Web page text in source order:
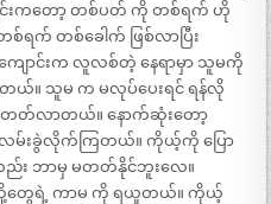
င်းကတော့ တစ်ပတ် ကို တစ်ရက် ဟို
ရက် တစ်ခေါက် ဖြစ်လာပြီး
ကျောင်းက လူလစ်တဲ့ နေရာမှာ သူမကို
။ သူမ က မလုပ်ပေးရင် ရန်လို
တတ်လာတယ်။ နောက်ဆုံးတော့
လမ်းခွဲလိုက်ကြတယ်။ ကိုယ့်ကို ပြော
း ဘာမှ မတတ်နိုင်ဘူးလေ။
တွေရဲ့ ကာမ ကို ရယူတယ်။ ကိုယ့်